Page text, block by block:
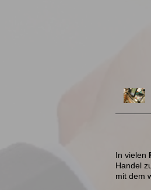
In vielen
Handel
mit dem